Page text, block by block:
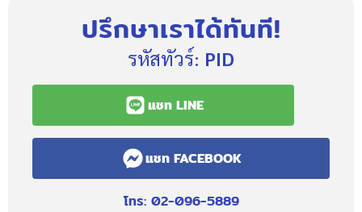
ปรึกษาเราได้ทันที!
รหัสทัวร์: PID
แชท LINE
แชท FACEBOOK
โทร: 02-096-5889